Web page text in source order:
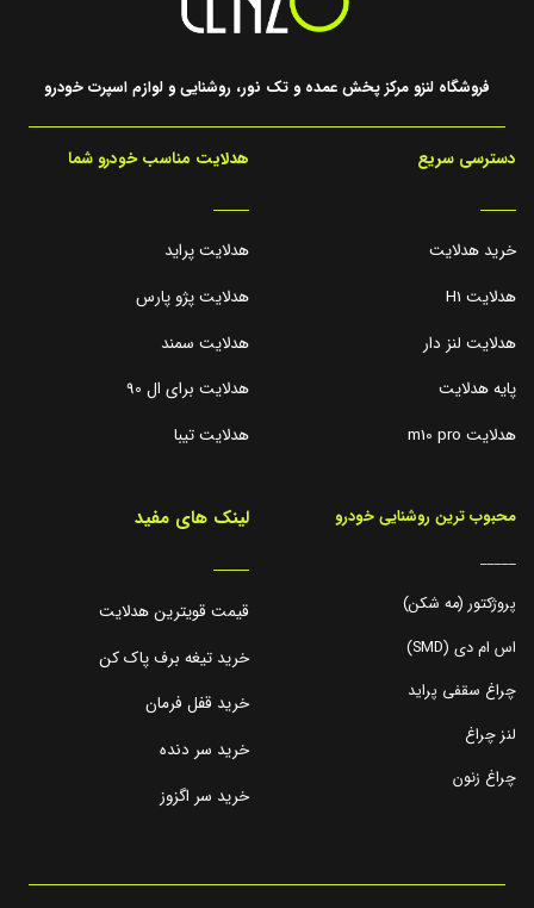
فروشگاه لنزو مرکز پخش عمده و تک نور، روشنایی و لوازم اسپرت خودرو
دسترسی سریع
_____
خرید هدلایت
هدلایت H1
هدلایت لنز دار
پایه هدلایت
هدلایت m10 pro
هدلایت مناسب خودرو شما
_____
هدلایت پراید
هدلایت پژو پارس
هدلایت سمند
هدلایت برای ال 90
هدلایت تیبا
محبوب ترین روشنایی خودرو
_____
پروژکتور (مه شکن)
اس ام دی (SMD)
چراغ سقفی پراید
لنز چراغ
چراغ زنون
لینک های مفید
_____
قیمت قویترین هدلایت
خرید تیغه برف پاک کن
خرید قفل فرمان
خرید سر دنده
خرید سر اگزوز